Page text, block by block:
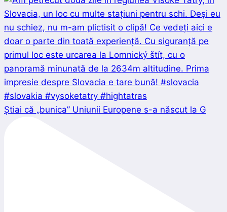
Știai că „bunica” Uniunii Europene s-a născut la G